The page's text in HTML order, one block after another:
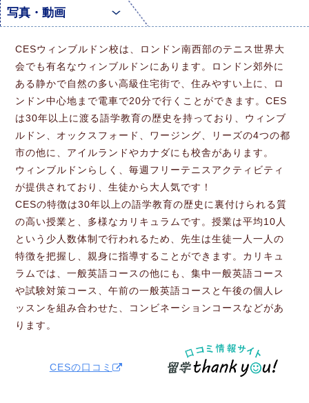
写真・動画
CESウィンブルドン校は、ロンドン南西部のテニス世界大
会でも有名なウィンブルドンにあります。ロンドン郊外に
ある静かで自然の多い高級住宅街で、住みやすい上に、ロ
ンドン中心地まで電車で20分で行くことができます。CES
は30年以上に渡る語学教育の歴史を持っており、ウィンブ
ルドン、オックスフォード、ワージング、リーズの4つの都
市の他に、アイルランドやカナダにも校舎があります。
ウィンブルドンらしく、毎週フリーテニスアクティビティ
が提供されており、生徒から大人気です！
CESの特徴は30年以上の語学教育の歴史に裏付けられる質
の高い授業と、多様なカリキュラムです。授業は平均10人
という少人数体制で行われるため、先生は生徒一人一人の
特徴を把握し、親身に指導することができます。カリキュ
ラムでは、一般英語コースの他にも、集中一般英語コース
や試験対策コース、午前の一般英語コースと午後の個人レ
ッスンを組み合わせた、コンビネーションコースなどがあ
ります。
CESの口コミ